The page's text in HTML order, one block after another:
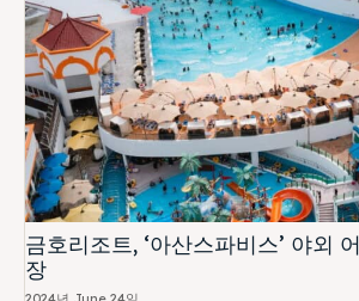
금호리조트, ‘아산스파비스’ 야외
장